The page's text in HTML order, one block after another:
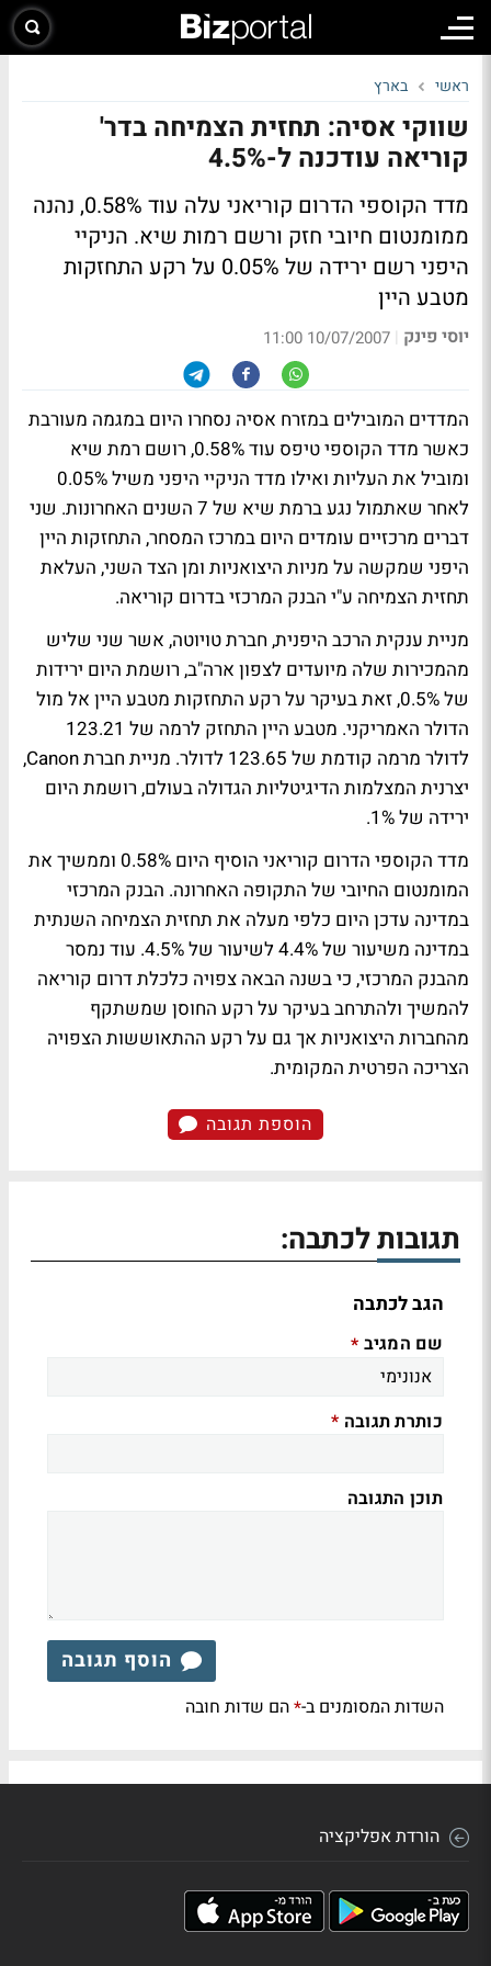
ראשי בארץ
שווקי אסיה: תחזית הצמיחה בדר'
קוריאה עודכנה ל-4.5%
מדד הקוספי הדרום קוריאני עלה עוד 0.58%, נהנה
ממומנטום חיובי חזק ורשם רמות שיא. הניקיי
היפני רשם ירידה של 0.05% על רקע התחזקות
מטבע היין
יוסי פינק |
10/07/2007 11:00
המדדים המובילים במזרח אסיה נסחרו היום במגמה מעורבת
כאשר מדד הקוספי טיפס עוד 0.58%, רושם רמת שיא
ומוביל את העליות ואילו מדד הניקיי היפני משיל 0.05%
לאחר שאתמול נגע ברמת שיא של 7 השנים האחרונות. שני
דברים מרכזיים עומדים היום במרכז המסחר, התחזקות היין
היפני שמקשה על מניות היצואניות ומן הצד השני, העלאת
תחזית הצמיחה ע"י הבנק המרכזי בדרום קוריאה.
מניית ענקית הרכב היפנית, חברת טויוטה, אשר שני שליש
מהמכירות שלה מיועדים לצפון ארה"ב, רושמת היום ירידות
של 0.5%, זאת בעיקר על רקע התחזקות מטבע היין אל מול
הדולר האמריקני. מטבע היין התחזק לרמה של 123.21
לדולר מרמה קודמת של 123.65 לדולר. מניית חברת Canon,
יצרנית המצלמות הדיגיטליות הגדולה בעולם, רושמת היום
ירידה של 1%.
מדד הקוספי הדרום קוריאני הוסיף היום 0.58% וממשיך את
המומנטום החיובי של התקופה האחרונה. הבנק המרכזי
במדינה עדכן היום כלפי מעלה את תחזית הצמיחה השנתית
במדינה משיעור של 4.4% לשיעור של 4.5%. עוד נמסר
מהבנק המרכזי, כי בשנה הבאה צפויה כלכלת דרום קוריאה
להמשיך ולהתרחב בעיקר על רקע החוסן שמשתקף
מהחברות היצואניות אך גם על רקע ההתאוששות הצפויה
הצריכה הפרטית המקומית.
הוספת תגובה
תגובות לכתבה:
הגב לכתבה
שם המגיב *
כותרת תגובה *
תוכן התגובה
הוסף תגובה
השדות המסומנים ב-*הם שדות חובה
הורדת אפליקציה